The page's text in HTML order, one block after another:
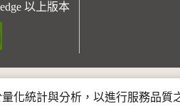
以上版本
化統計與分析，以進行服務品